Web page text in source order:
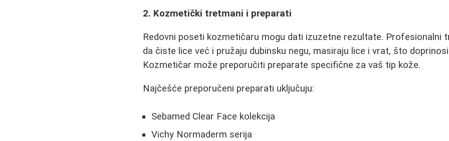
2. Kozmetički tretmani i preparati
Redovni poseti kozmetičaru mogu dati izuzetne rezultate. Profesionalni
da čiste lice već i pružaju dubinsku negu, masiraju lice i vrat, što
Kozmetičar može preporučiti preparate specifične za vaš tip kože.
Najčešće preporučeni preparati uključuju:
Sebamed Clear Face kolekcija
Vichy Normaderm serija